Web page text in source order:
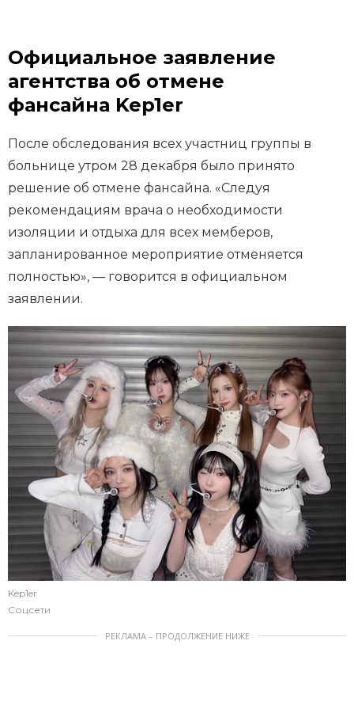
Официальное заявление
агентства об отмене
фансайна Kep1er
После обследования всех участниц группы в
больнице утром 28 декабря было принято
решение об отмене фансайна. «Следуя
рекомендациям врача о необходимости
изоляции и отдыха для всех мемберов,
запланированное мероприятие отменяется
полностью», — говорится в официальном
заявлении.
Kep1er
Соцсети
РЕКЛАМА – ПРОДОЛЖЕНИЕ НИЖЕ